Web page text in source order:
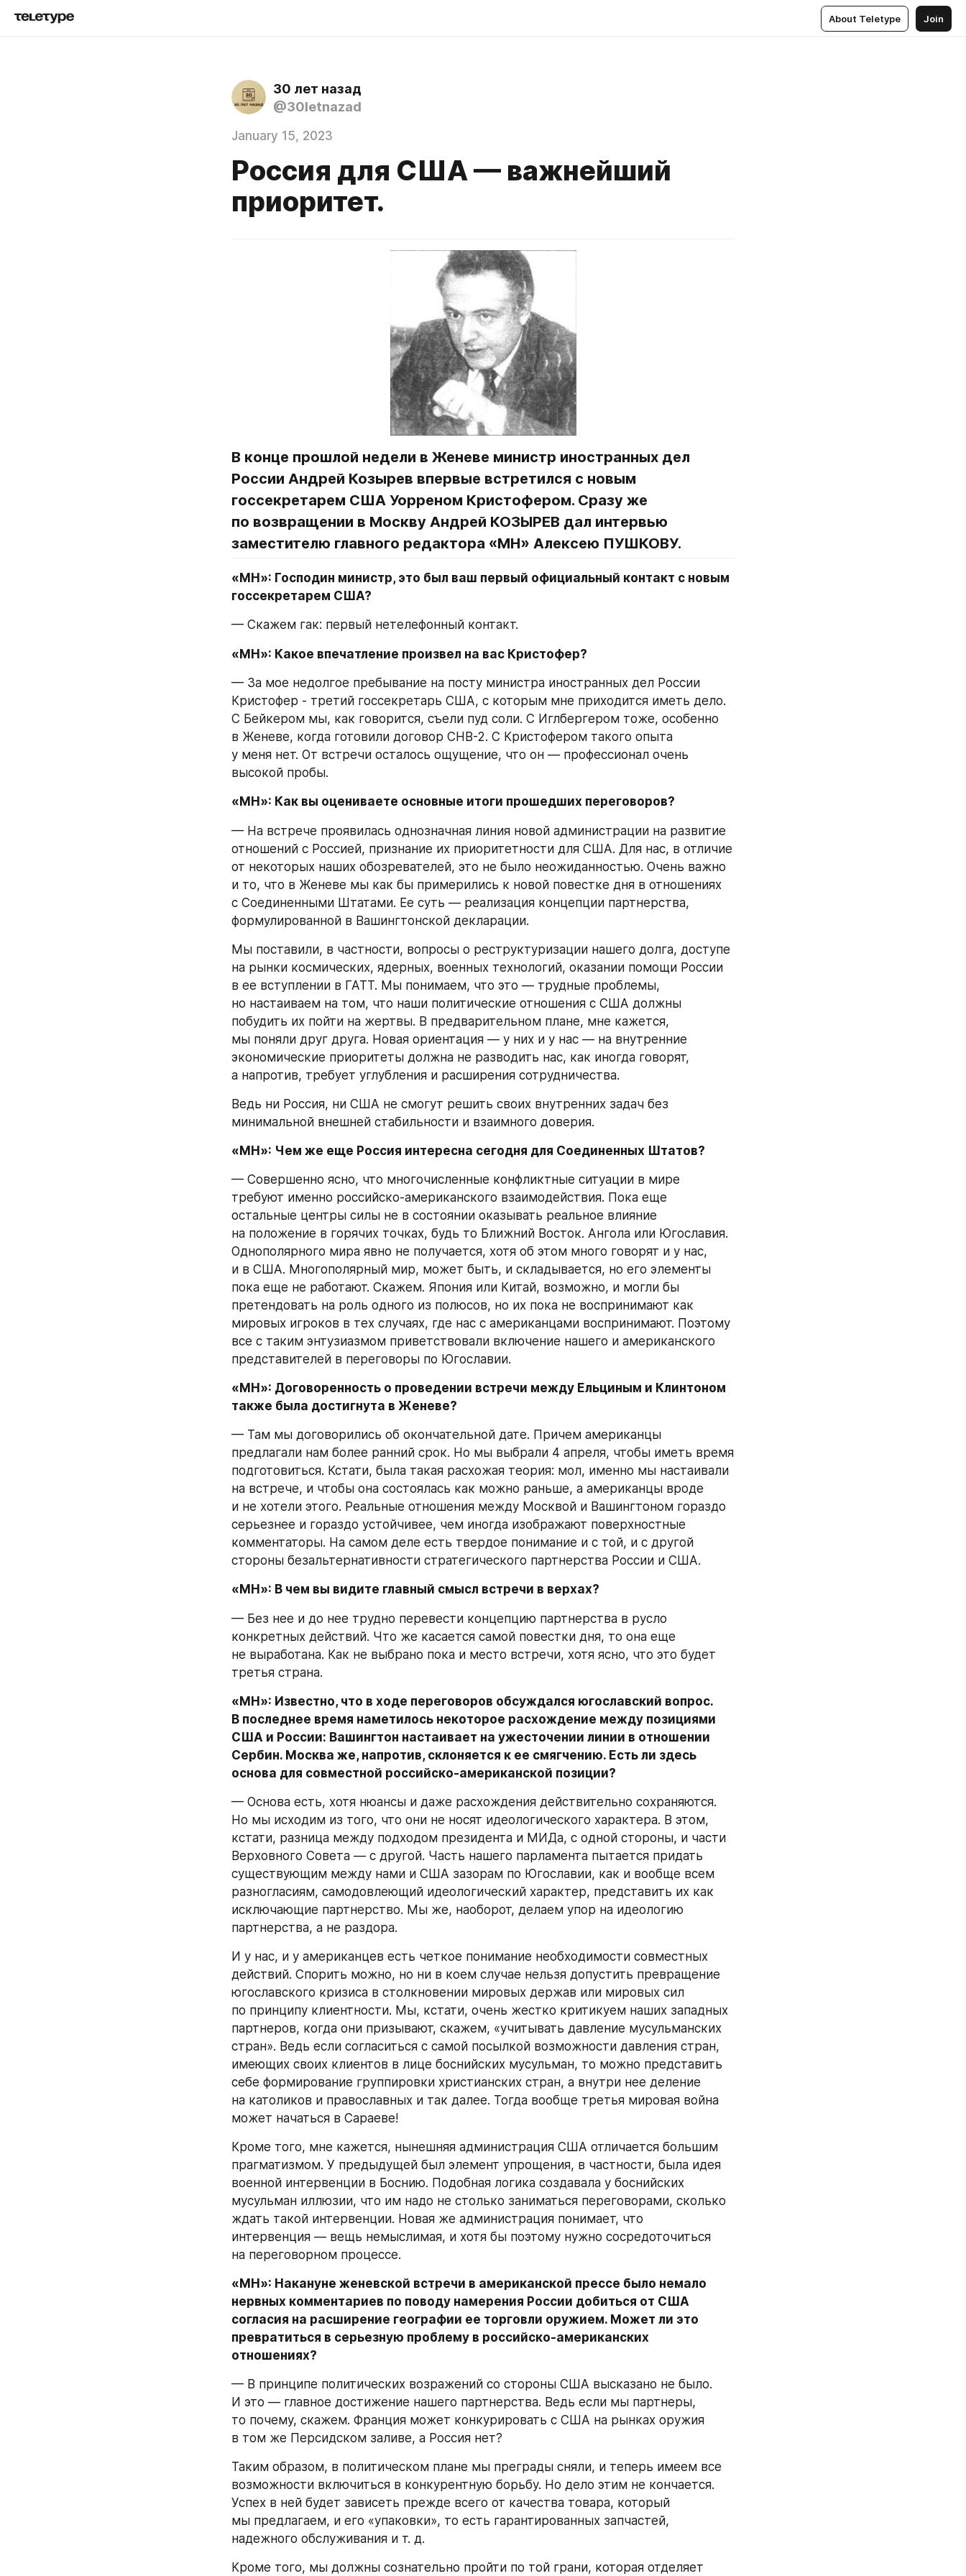
About Teletype Join
30 лет назад
@30letnazad
January 15, 2023
Россия для США — важнейший
приоритет.
В конце прошлой недели в Женеве министр иностранных дел
России Андрей Козырев впервые встретился с новым
госсекретарем США Уорреном Кристофером. Сразу же
по возвращении в Москву Андрей КОЗЫРЕВ дал интервью
заместителю главного редактора «МН» Алексею ПУШКОВУ.
«МН»: Господин министр, это был ваш первый официальный контакт с новым
госсекретарем США?
— Скажем гак: первый нетелефонный контакт.
«МН»: Какое впечатление произвел на вас Кристофер?
— За мое недолгое пребывание на посту министра иностранных дел России
Кристофер - третий госсекретарь США, с которым мне приходится иметь дело.
С Бейкером мы, как говорится, съели пуд соли. С Иглбергером тоже, особенно
в Женеве, когда готовили договор СНВ-2. С Кристофером такого опыта
у меня нет. От встречи осталось ощущение, что он — профессионал очень
высокой пробы.
«МН»: Как вы оцениваете основные итоги прошедших переговоров?
— На встрече проявилась однозначная линия новой администрации на развитие
отношений с Россией, признание их приоритетности для США. Для нас, в отличие
от некоторых наших обозревателей, это не было неожиданностью. Очень важно
и то, что в Женеве мы как бы примерились к новой повестке дня в отношениях
с Соединенными Штатами. Ее суть — реализация концепции партнерства,
формулированной в Вашингтонской декларации.
Мы поставили, в частности, вопросы о реструктуризации нашего долга, доступе
на рынки космических, ядерных, военных технологий, оказании помощи России
в ее вступлении в ГАТТ. Мы понимаем, что это — трудные проблемы,
но настаиваем на том, что наши политические отношения с США должны
побудить их пойти на жертвы. В предварительном плане, мне кажется,
мы поняли друг друга. Новая ориентация — у них и у нас — на внутренние
экономические приоритеты должна не разводить нас, как иногда говорят,
а напротив, требует углубления и расширения сотрудничества.
Ведь ни Россия, ни США не смогут решить своих внутренних задач без
минимальной внешней стабильности и взаимного доверия.
«МН»: Чем же еще Россия интересна сегодня для Соединенных Штатов?
— Совершенно ясно, что многочисленные конфликтные ситуации в мире
требуют именно российско-американского взаимодействия. Пока еще
остальные центры силы не в состоянии оказывать реальное влияние
на положение в горячих точках, будь то Ближний Восток. Ангола или Югославия.
Однополярного мира явно не получается, хотя об этом много говорят и у нас,
и в США. Многополярный мир, может быть, и складывается, но его элементы
пока еще не работают. Скажем. Япония или Китай, возможно, и могли бы
претендовать на роль одного из полюсов, но их пока не воспринимают как
мировых игроков в тех случаях, где нас с американцами воспринимают. Поэтому
все с таким энтузиазмом приветствовали включение нашего и американского
представителей в переговоры по Югославии.
«МН»: Договоренность о проведении встречи между Ельциным и Клинтоном
также была достигнута в Женеве?
— Там мы договорились об окончательной дате. Причем американцы
предлагали нам более ранний срок. Но мы выбрали 4 апреля, чтобы иметь время
подготовиться. Кстати, была такая расхожая теория: мол, именно мы настаивали
на встрече, и чтобы она состоялась как можно раньше, а американцы вроде
и не хотели этого. Реальные отношения между Москвой и Вашингтоном гораздо
серьезнее и гораздо устойчивее, чем иногда изображают поверхностные
комментаторы. На самом деле есть твердое понимание и с той, и с другой
стороны безальтернативности стратегического партнерства России и США.
«МН»: В чем вы видите главный смысл встречи в верхах?
— Без нее и до нее трудно перевести концепцию партнерства в русло
конкретных действий. Что же касается самой повестки дня, то она еще
не выработана. Как не выбрано пока и место встречи, хотя ясно, что это будет
третья страна.
«МН»: Известно, что в ходе переговоров обсуждался югославский вопрос.
В последнее время наметилось некоторое расхождение между позициями
США и России: Вашингтон настаивает на ужесточении линии в отношении
Сербин. Москва же, напротив, склоняется к ее смягчению. Есть ли здесь
основа для совместной российско-американской позиции?
— Основа есть, хотя нюансы и даже расхождения действительно сохраняются.
Но мы исходим из того, что они не носят идеологического характера. В этом,
кстати, разница между подходом президента и МИДа, с одной стороны, и части
Верховного Совета — с другой. Часть нашего парламента пытается придать
существующим между нами и США зазорам по Югославии, как и вообще всем
разногласиям, самодовлеющий идеологический характер, представить их как
исключающие партнерство. Мы же, наоборот, делаем упор на идеологию
партнерства, а не раздора.
И у нас, и у американцев есть четкое понимание необходимости совместных
действий. Спорить можно, но ни в коем случае нельзя допустить превращение
югославского кризиса в столкновении мировых держав или мировых сил
по принципу клиентности. Мы, кстати, очень жестко критикуем наших западных
партнеров, когда они призывают, скажем, «учитывать давление мусульманских
стран». Ведь если согласиться с самой посылкой возможности давления стран,
имеющих своих клиентов в лице боснийских мусульман, то можно представить
себе формирование группировки христианских стран, а внутри нее деление
на католиков и православных и так далее. Тогда вообще третья мировая война
может начаться в Сараеве!
Кроме того, мне кажется, нынешняя администрация США отличается большим
прагматизмом. У предыдущей был элемент упрощения, в частности, была идея
военной интервенции в Боснию. Подобная логика создавала у боснийских
мусульман иллюзии, что им надо не столько заниматься переговорами, сколько
ждать такой интервенции. Новая же администрация понимает, что
интервенция — вещь немыслимая, и хотя бы поэтому нужно сосредоточиться
на переговорном процессе.
«МН»: Накануне женевской встречи в американской прессе было немало
нервных комментариев по поводу намерения России добиться от США
согласия на расширение географии ее торговли оружием. Может ли это
превратиться в серьезную проблему в российско-американских
отношениях?
— В принципе политических возражений со стороны США высказано не было.
И это — главное достижение нашего партнерства. Ведь если мы партнеры,
то почему, скажем. Франция может конкурировать с США на рынках оружия
в том же Персидском заливе, а Россия нет?
Таким образом, в политическом плане мы преграды сняли, и теперь имеем все
возможности включиться в конкурентную борьбу. Но дело этим не кончается.
Успех в ней будет зависеть прежде всего от качества товара, который
мы предлагаем, и его «упаковки», то есть гарантированных запчастей,
надежного обслуживания и т. д.
Кроме того, мы должны сознательно пройти по той грани, которая отделяет